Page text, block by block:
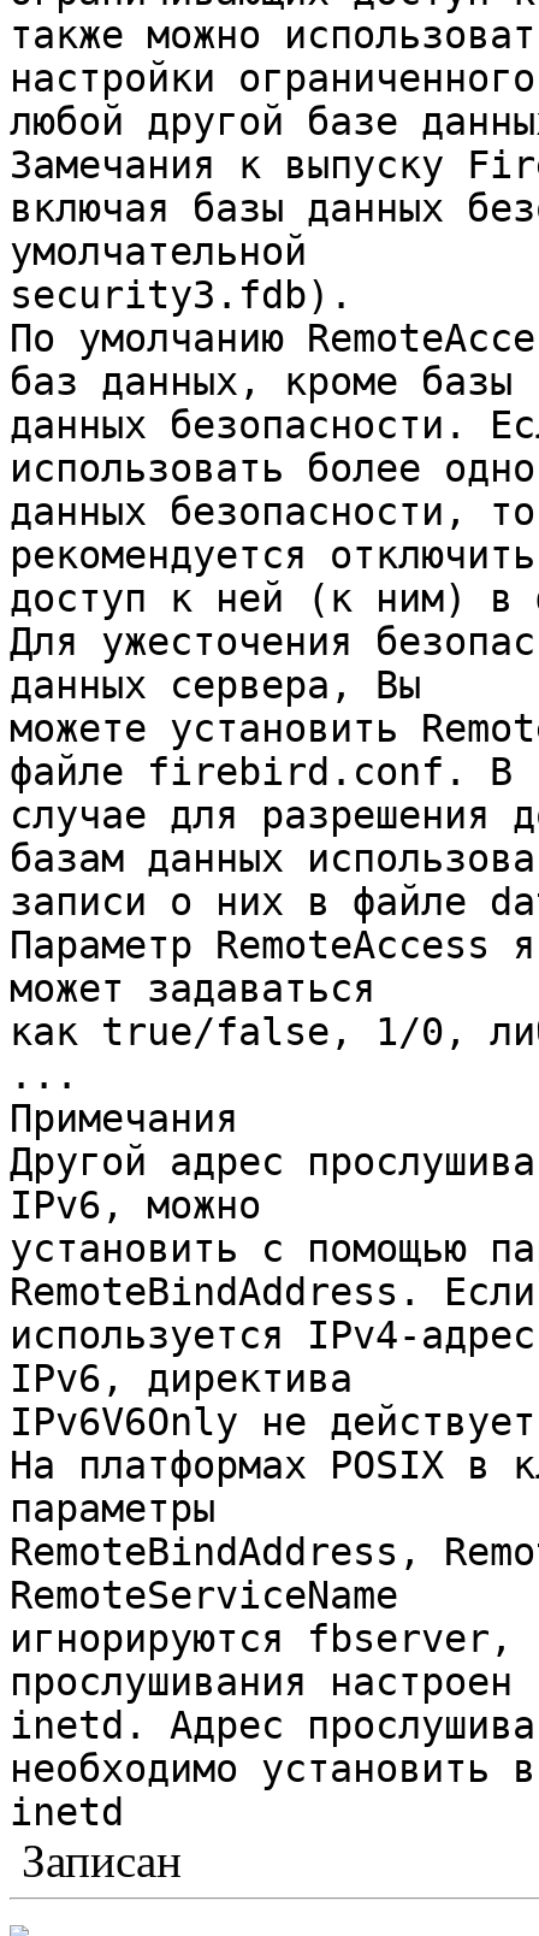
также можно
настройки
любой другой базе
Замечания к выпуску
включая базы данных
умолчательной
security3.fdb).
По умолчанию
баз данных, кроме базы
данных безопасности.
использовать более
данных безопасности,
рекомендуется
доступ к ней (к ним) в
Для ужесточения
данных сервера, Вы
можете установить
файле firebird.conf. В
случае для разрешения
базам данных
записи о них в файле
Параметр RemoteAccess
может задаваться
как true/false, 1/0,
...
Примечания
Другой адрес
IPv6, можно
установить с помощью
RemoteBindAddress. Если
используется IPv4-
IPv6, директива
IPv6V6Only не
На платформах POSIX в
параметры
RemoteBindAddress,
RemoteServiceName
игнорируются fbserver,
прослушивания
inetd. Адрес
необходимо установить
inetd
Записан